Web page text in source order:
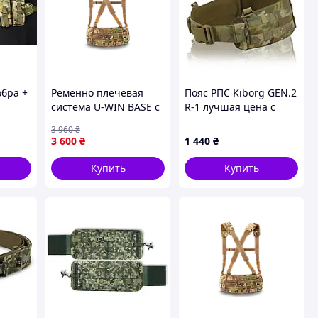
+
Ременно плечевая
система U-WIN BASE с
77-122см {6741-piho}
3 600 ₴
3 960₴
Купить
Пояс РПС Kiborg GEN.2
R-1 лучшая цена с
Украине
1 440 ₴
Купить